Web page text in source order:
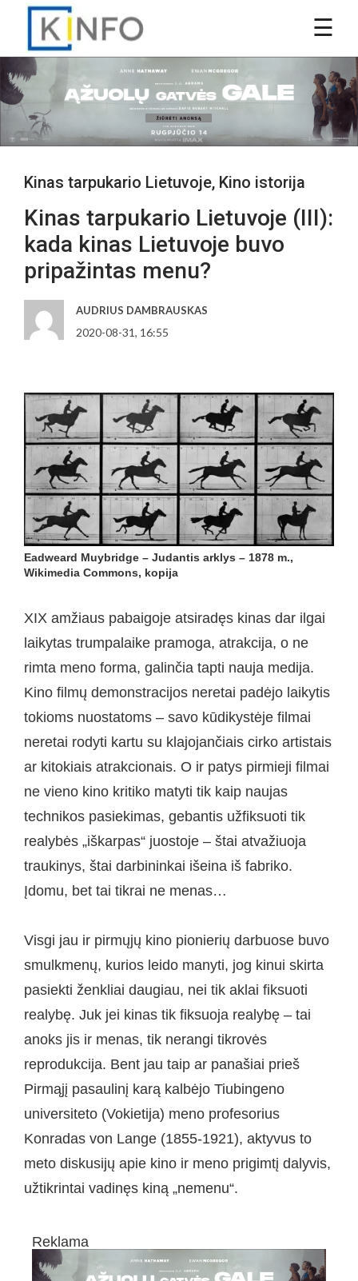
Kinas tarpukario Lietuvoje, Kino istorija
Kinas tarpukario Lietuvoje (III):
kada kinas Lietuvoje buvo
pripažintas menu?
AUDRIUS DAMBRAUSKAS
2020-08-31, 16:55
Eadweard Muybridge – Judantis arklys – 1878 m.,
Wikimedia Commons, kopija
XIX amžiaus pabaigoje atsiradęs kinas dar ilgai
laikytas trumpalaike pramoga, atrakcija, o ne
rimta meno forma, galinčia tapti nauja medija.
Kino filmų demonstracijos neretai padėjo laikytis
tokioms nuostatoms – savo kūdikystėje filmai
neretai rodyti kartu su klajojančiais cirko artistais
ar kitokiais atrakcionais. O ir patys pirmieji filmai
ne vieno kino kritiko matyti tik kaip naujas
technikos pasiekimas, gebantis užfiksuoti tik
realybės „iškarpas“ juostoje – štai atvažiuoja
traukinys, štai darbininkai išeina iš fabriko.
Įdomu, bet tai tikrai ne menas…
Visgi jau ir pirmųjų kino pionierių darbuose buvo
smulkmenų, kurios leido manyti, jog kinui skirta
pasiekti ženkliai daugiau, nei tik aklai fiksuoti
realybę. Juk jei kinas tik fiksuoja realybę – tai
anoks jis ir menas, tik nerangi tikrovės
reprodukcija. Bent jau taip ar panašiai prieš
Pirmąjį pasaulinį karą kalbėjo Tiubingeno
universiteto (Vokietija) meno profesorius
Konradas von Lange (1855-1921), aktyvus to
meto diskusijų apie kino ir meno prigimtį dalyvis,
užtikrintai vadinęs kiną „nemenu“.
Reklama